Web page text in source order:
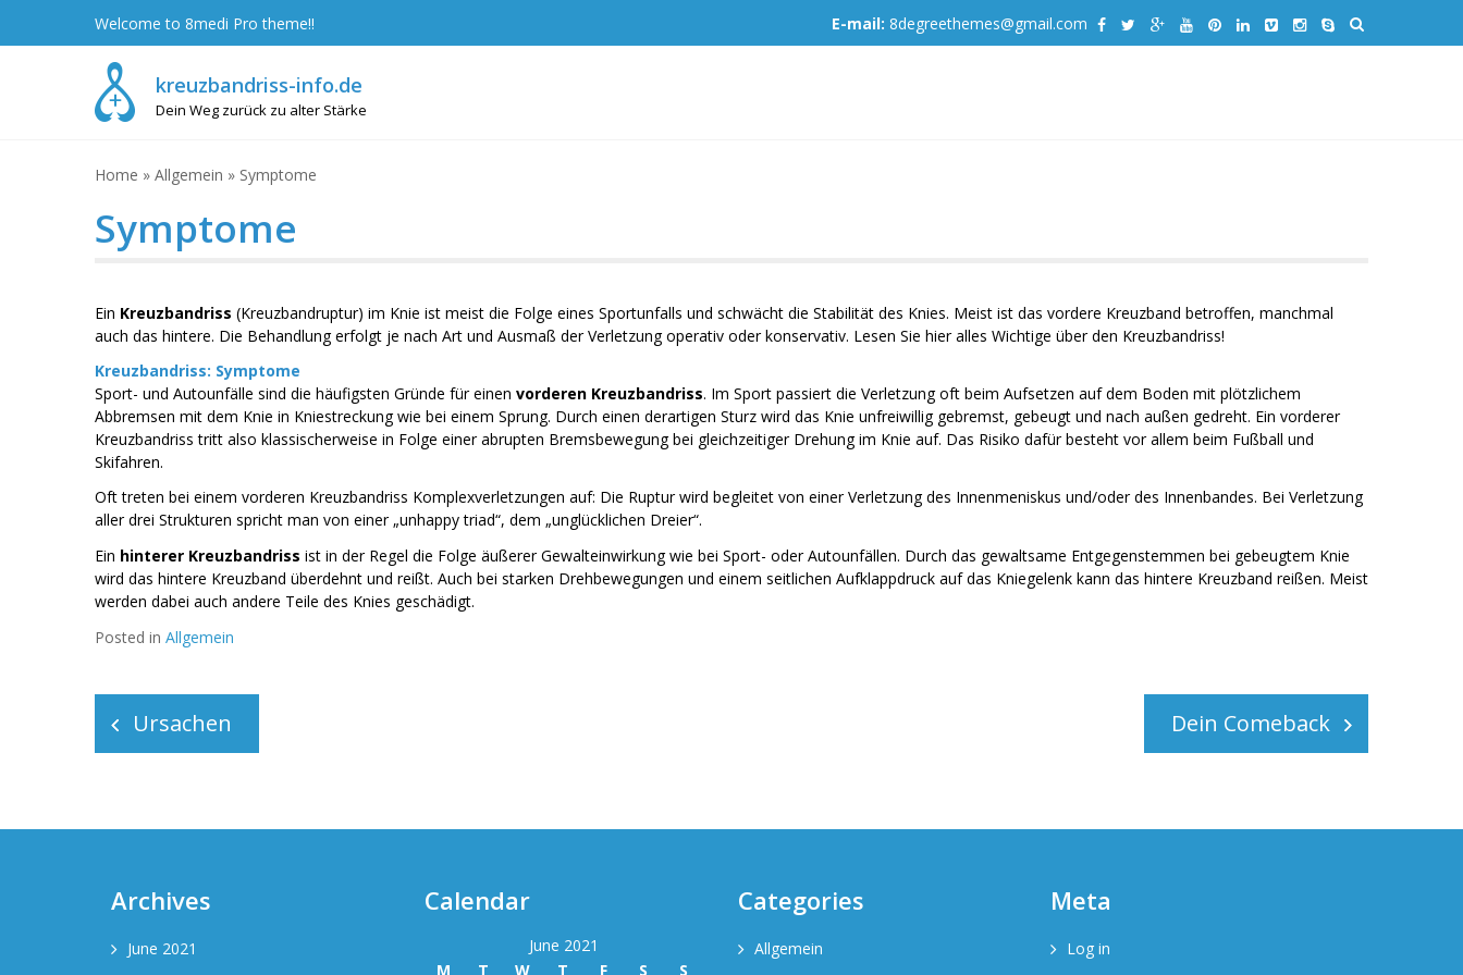
Welcome to 8medi Pro theme!! E-mail: 8degreethemes@gmail.com
kreuzbandriss-info.de
Dein Weg zurück zu alter Stärke
Home » Allgemein » Symptome
Symptome
Ein Kreuzbandriss (Kreuzbandruptur) im Knie ist meist die Folge eines Sportunfalls und schwächt die Stabilität des Knies. Meist ist das vordere Kreuzband betroffen, manchmal
auch das hintere. Die Behandlung erfolgt je nach Art und Ausmaß der Verletzung operativ oder konservativ. Lesen Sie hier alles Wichtige über den Kreuzbandriss!
Kreuzbandriss: Symptome
Sport- und Autounfälle sind die häufigsten Gründe für einen vorderen Kreuzbandriss. Im Sport passiert die Verletzung oft beim Aufsetzen auf dem Boden mit plötzlichem
Abbremsen mit dem Knie in Kniestreckung wie bei einem Sprung. Durch einen derartigen Sturz wird das Knie unfreiwillig gebremst, gebeugt und nach außen gedreht. Ein vorderer
Kreuzbandriss tritt also klassischerweise in Folge einer abrupten Bremsbewegung bei gleichzeitiger Drehung im Knie auf. Das Risiko dafür besteht vor allem beim Fußball und
Skifahren.
Oft treten bei einem vorderen Kreuzbandriss Komplexverletzungen auf: Die Ruptur wird begleitet von einer Verletzung des Innenmeniskus und/oder des Innenbandes. Bei Verletzung
aller drei Strukturen spricht man von einer „unhappy triad“, dem „unglücklichen Dreier“.
Ein hinterer Kreuzbandriss ist in der Regel die Folge äußerer Gewalteinwirkung wie bei Sport- oder Autounfällen. Durch das gewaltsame Entgegenstemmen bei gebeugtem Knie
wird das hintere Kreuzband überdehnt und reißt. Auch bei starken Drehbewegungen und einem seitlichen Aufklappdruck auf das Kniegelenk kann das hintere Kreuzband reißen. Meist
werden dabei auch andere Teile des Knies geschädigt.
Posted in Allgemein
Post
navigation
Ursachen Dein Comeback
Archives
June 2021
Calendar
June 2021
M
T W T F S S
Categories
Allgemein
Meta
Log in